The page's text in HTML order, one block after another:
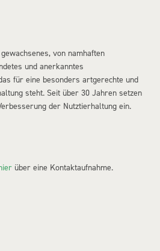
von namhaften
und anerkanntes
für eine besonders artgerechte und
steht. Seit über 30 Jahren setzen
der Nutztierhaltung ein.
über eine Kontaktaufnahme.